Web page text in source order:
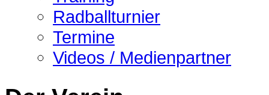
Radballturnier
Termine
Videos / Medienpartner